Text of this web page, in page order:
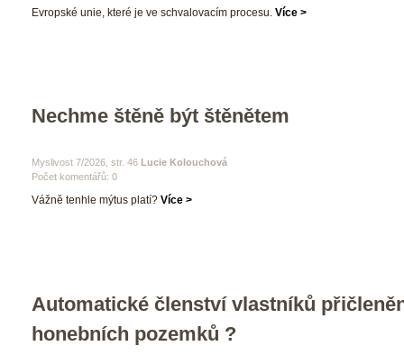
Evropské unie, které je ve schvalovacím procesu. Více >
Nechme štěně být štěnětem
Myslivost 7/2026, str. 46
Lucie Kolouchová
Počet komentářů: 0
Vážně tenhle mýtus platí? Více >
Automatické členství vlastníků
honebních pozemků ?